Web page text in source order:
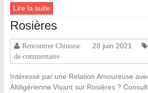
Lire la suite
Rosières
Rencontrer Chinoise 28 juin 2021
de commentaire
Intéressé par une Relation Amoureuse
Altiligérienne Vivant sur Rosières ?